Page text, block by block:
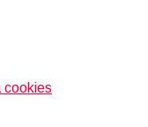
cookies